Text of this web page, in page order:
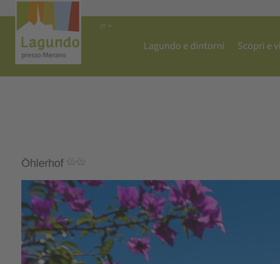
IT
Lagundo e dintorni Scopri e
Öhlerhof